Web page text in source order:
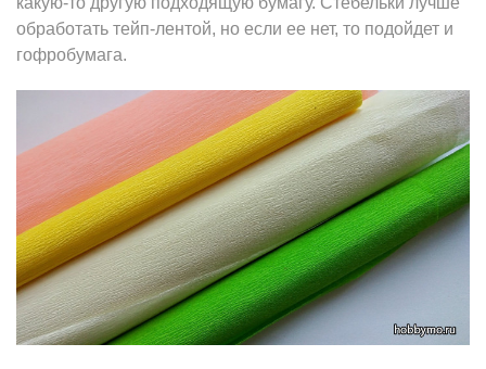
обработать тейп-лентой, но если ее нет, то подойдет и
гофробумага.